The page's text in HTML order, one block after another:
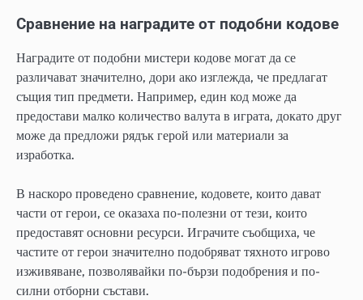
Сравнение на наградите от подобни кодове
Наградите от подобни мистери кодове могат да се
различават значително, дори ако изглежда, че предлагат
същия тип предмети. Например, един код може да
предостави малко количество валута в играта, докато друг
може да предложи рядък герой или материали за
изработка.
В наскоро проведено сравнение, кодовете, които дават
части от герои, се оказаха по-полезни от тези, които
предоставят основни ресурси. Играчите съобщиха, че
частите от герои значително подобряват тяхното игрово
изживяване, позволявайки по-бързи подобрения и по-
силни отборни състави.